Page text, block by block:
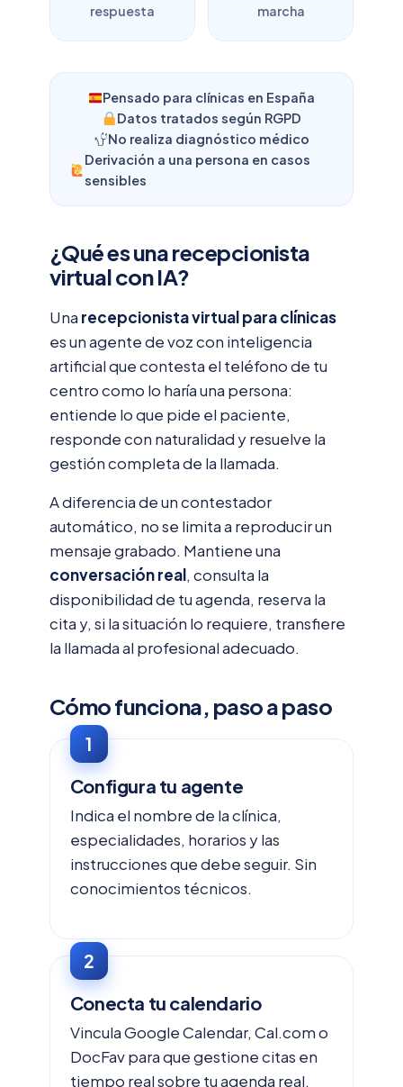
respuesta
marcha
Pensado para clínicas en España
Datos tratados según RGPD
No realiza diagnóstico médico
Derivación a una persona en casos
sensibles
¿Qué es una recepcionista
virtual con IA?
Una recepcionista virtual para clínicas
es un agente de voz con inteligencia
artificial que contesta el teléfono de tu
centro como lo haría una persona:
entiende lo que pide el paciente,
responde con naturalidad y resuelve la
gestión completa de la llamada.
A diferencia de un contestador
automático, no se limita a reproducir un
mensaje grabado. Mantiene una
conversación real, consulta la
disponibilidad de tu agenda, reserva la
cita y, si la situación lo requiere, transfiere
la llamada al profesional adecuado.
Cómo funciona, paso a paso
Configura tu agente
Indica el nombre de la clínica,
especialidades, horarios y las
instrucciones que debe seguir. Sin
conocimientos técnicos.
Conecta tu calendario
Vincula Google Calendar, Cal.com o
DocFav para que gestione citas en
tiempo real sobre tu agenda real.